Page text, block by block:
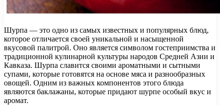
Шурпа — это одно из самых известных и популярных блюд,
которое отличается своей уникальной и насыщенной
вкусовой палитрой. Оно является символом гостеприимства и
традиционной кулинарной культуры народов Средней Азии и
Кавказа. Шурпа славится своими ароматными и сытными
супами, которые готовятся на основе мяса и разнообразных
овощей. Одним из важных компонентов этого блюда
являются баклажаны, которые придают шурпе особый вкус и
аромат.